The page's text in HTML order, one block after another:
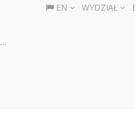
EN WYDZIAŁ